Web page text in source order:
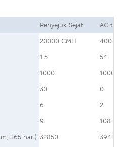
Penyejuk Sejat AC
20000 CMH 400
1.5 54
1000 1000
30 0
6 2
9 108
365 hari) 32850